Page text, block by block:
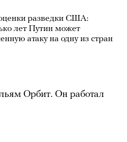
разведки США:
лет Путин может
атаку на одну из стран
Орбит. Он работал